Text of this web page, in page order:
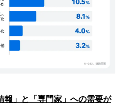
報」と「専門家」への需要が